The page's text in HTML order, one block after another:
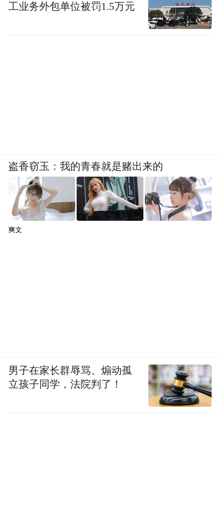
工业务外包单位被罚1.5万元
盗香窃玉：我的青春就是赌出来的
爽文
男子在家长群辱骂、煽动孤
立孩子同学，法院判了！